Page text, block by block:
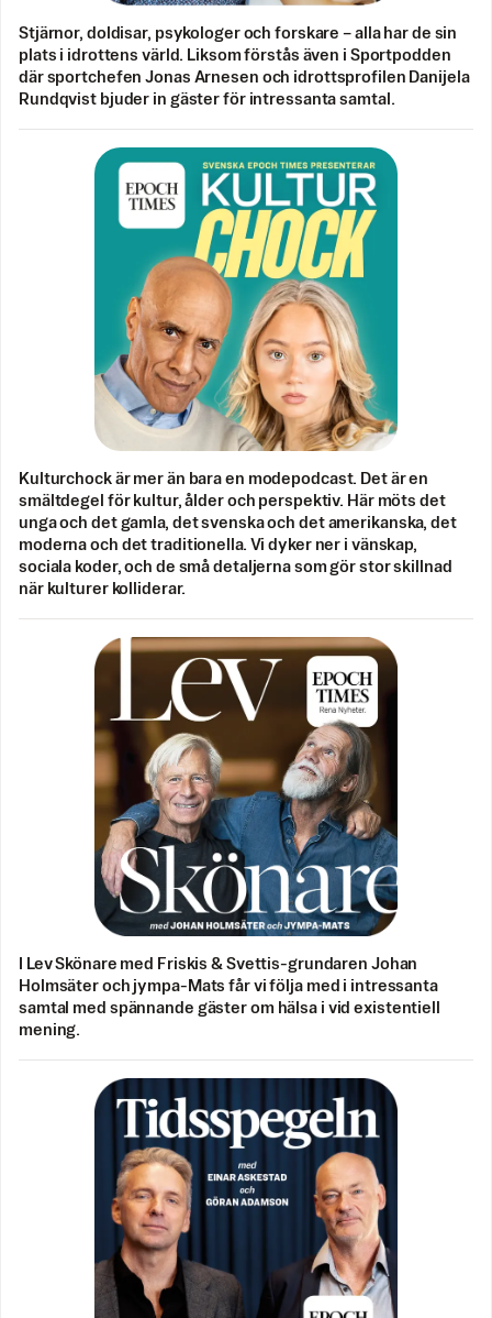
Stjärnor, doldisar, psykologer och forskare – alla har de sin
plats i idrottens värld. Liksom förstås även i Sportpodden
där sportchefen Jonas Arnesen och idrottsprofilen Danijela
Rundqvist bjuder in gäster för intressanta samtal.
Kulturchock är mer än bara en modepodcast. Det är en
smältdegel för kultur, ålder och perspektiv. Här möts det
unga och det gamla, det svenska och det amerikanska, det
moderna och det traditionella. Vi dyker ner i vänskap,
sociala koder, och de små detaljerna som gör stor skillnad
när kulturer kolliderar.
I Lev Skönare med Friskis & Svettis-grundaren Johan
Holmsäter och jympa-Mats får vi följa med i intressanta
samtal med spännande gäster om hälsa i vid existentiell
mening.